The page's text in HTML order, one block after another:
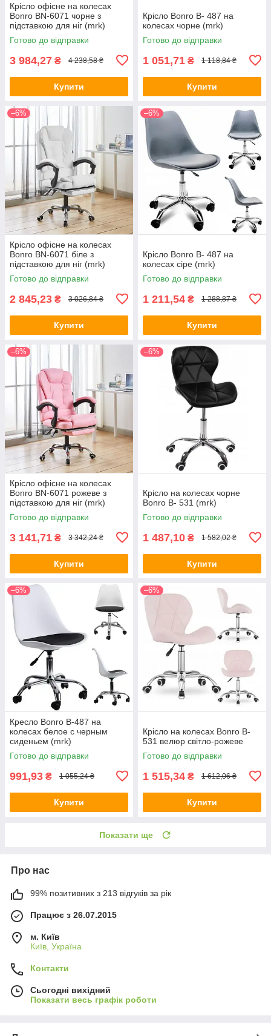
Крісло офісне на колесах
Bonro BN-6071 чорне з
підставкою для ніг (mrk)
Готово до відправки
3 984,27 ₴ 4 238,58 ₴
Купити
Крісло Bonro B- 487 на
колесах чорне (mrk)
Готово до відправки
1 051,71 ₴ 1 118,84 ₴
Купити
–6%
Крісло офісне на колесах
Bonro BN-6071 біле з
підставкою для ніг (mrk)
Готово до відправки
2 845,23 ₴ 3 026,84 ₴
Купити
–6%
Крісло Bonro B- 487 на
колесах сіре (mrk)
Готово до відправки
1 211,54 ₴ 1 288,87 ₴
Купити
–6%
Крісло офісне на колесах
Bonro BN-6071 рожеве з
підставкою для ніг (mrk)
Готово до відправки
3 141,71 ₴ 3 342,24 ₴
Купити
–6%
Крісло на колесах чорне
Bonro B- 531 (mrk)
Готово до відправки
1 487,10 ₴ 1 582,02 ₴
Купити
–6%
Кресло Bonro B-487 на
колесах белое с черным
сиденьем (mrk)
Готово до відправки
991,93 ₴ 1 055,24 ₴
Купити
–6%
Крісло на колесах Bonro B-
531 велюр світло-рожеве
Готово до відправки
1 515,34 ₴ 1 612,06 ₴
Купити
Показати ще
Про нас
99% позитивних з 213 відгуків за рік
Працює з 26.07.2015
м. Київ
Київ, Україна
Контакти
Сьогодні вихідний
Показати весь графік роботи